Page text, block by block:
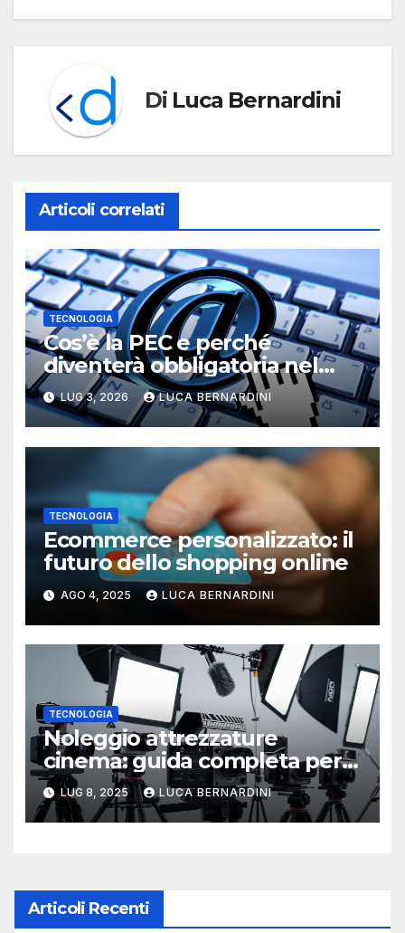
Di Luca Bernardini
Articoli correlati
TECNOLOGIA
Cos’è la PEC e perché
diventerà obbligatoria nel
2026?
LUG 3, 2026 LUCA BERNARDINI
TECNOLOGIA
Ecommerce personalizzato: il
futuro dello shopping online
AGO 4, 2025 LUCA BERNARDINI
TECNOLOGIA
Noleggio attrezzature
cinema: guida completa per
una produzione di qualità
LUG 8, 2025 LUCA BERNARDINI
Articoli Recenti